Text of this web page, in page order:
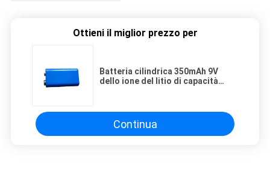
Ottieni il miglior prezzo per
Batteria cilindrica 350mAh 9V
dello ione del litio di capacità
Continua